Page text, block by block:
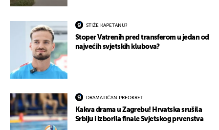
STIŽE KAPETANU?
Stoper Vatrenih pred transferom u jedan od
najvećih svjetskih klubova?
DRAMATIČAN PREOKRET
Kakva drama u Zagrebu! Hrvatska srušila
Srbiju i izborila finale Svjetskog prvenstva